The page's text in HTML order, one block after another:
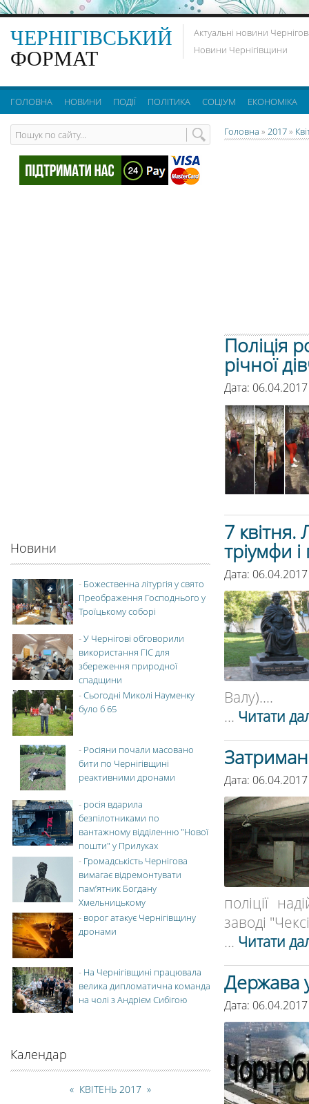
ЧЕРНІГІВСЬКИЙ
ФОРМАТ
Актуальні новини
Новини Чернігівщини
ГОЛОВНА НОВИНИ ПОДІЇ ПОЛІТИКА СОЦІУМ ЕКОНОМІКА
Головна » 2017»
Поліція
річної
Дата:
7 квітня.
тріумфи
Дата:
Валу)....
... Читати
Дата:
поліції
заводі
... Читати
Держава
Дата:
Новини
- Божественна літургія у свято
Преображення Господнього у
Троїцькому соборі
-У Чернігові обговорили
використання ГІС для
збереження природної
спадщини
-Сьогодні Миколі Науменку
було б 65
- Росіяни почали масовано
бити по Чернігівщині
реактивними дронами
- росія вдарила
безпілотниками по
вантажному відділенню "Нової
пошти" у Прилуках
- Громадськість Чернігова
вимагає відремонтувати
пам’ятник Богдану
Хмельницькому
- ворог атакує Чернігівщину
дронами
- На Чернігівщині працювала
велика дипломатична команда
на чолі з Андрієм Сибігою
Календар
« КВІТЕНЬ 2017 »